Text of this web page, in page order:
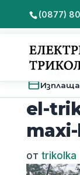
(0877)
el-
от trikolka